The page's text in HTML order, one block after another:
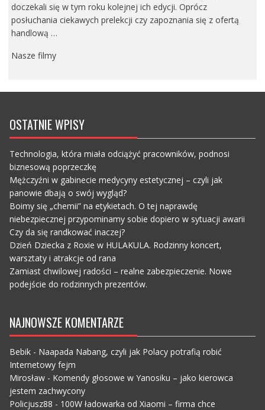
doczekali się w tym roku kolejnej ich edycji. Oprócz
posłuchania ciekawych prelekcji czy zapoznania się z ofertą
handlową …
Nasze filmy
OSTATNIE WPISY
Technologia, która miała odciążyć pracowników, podnosi
biznesową poprzeczkę
Mężczyźni w gabinecie medycyny estetycznej – czyli jak
panowie dbają o swój wygląd?
Boimy się „chemii” na etykietach. O tej naprawdę
niebezpiecznej przypominamy sobie dopiero w sytuacji awarii
Czy da się randkować inaczej?
Dzień Dziecka z Roxie w HULAKULA. Rodzinny koncert,
warsztaty i atrakcje od rana
Zamiast chwilowej radości – realne zabezpieczenie. Nowe
podejście do rodzinnych prezentów.
NAJNOWSZE KOMENTARZE
Bebik- Naapada Nabang, czyli jak Polacy potrafią robić
Internetowy fejm
Mirosław- Komendy głosowe w Yanosiku – jako kierowca
jestem zachwycony
Policjusz88 - 100W ładowarka od Xiaomi – firma chce